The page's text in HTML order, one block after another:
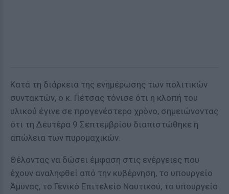
Κατά τη διάρκεια της ενημέρωσης των πολιτικών
συντακτών, ο κ. Πέτσας τόνισε ότι η κλοπή του
υλικού έγινε σε προγενέστερο χρόνο, σημειώνοντας
ότι τη Δευτέρα 9 Σεπτεμβρίου διαπιστώθηκε η
απώλεια των πυρομαχικών.
Θέλοντας να δώσει έμφαση στις ενέργειες που
έχουν αναληφθεί από την κυβέρνηση, το υπουργείο
Άμυνας, το Γενικό Επιτελείο Ναυτικού, το υπουργείο